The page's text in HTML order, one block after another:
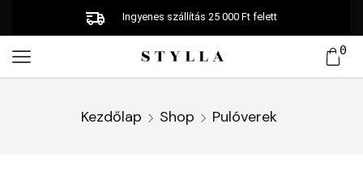
Ingyenes szállítás 25 000 Ft felett
0
Kezdőlap Shop Pulóverek